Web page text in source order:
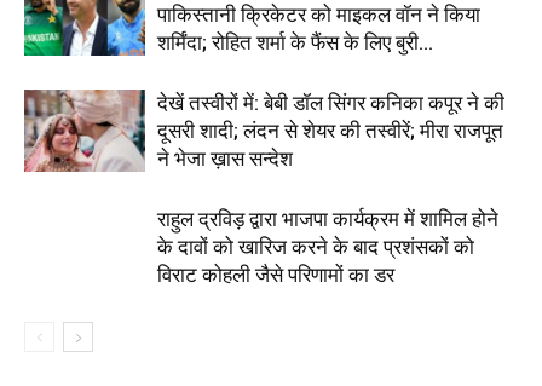
पाकिस्तानी क्रिकेटर को माइकल वॉन ने किया
शर्मिंदा; रोहित शर्मा के फैंस के लिए बुरी...
देखें तस्वीरों में: बेबी डॉल सिंगर कनिका कपूर ने की
दूसरी शादी; लंदन से शेयर की तस्वीरें; मीरा राजपूत
ने भेजा ख़ास सन्देश
राहुल द्रविड़ द्वारा भाजपा कार्यक्रम में शामिल होने
के दावों को खारिज करने के बाद प्रशंसकों को
विराट कोहली जैसे परिणामों का डर